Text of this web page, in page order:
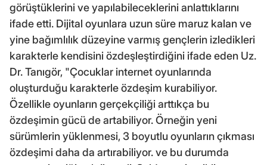
görüştüklerini ve yapılabileceklerini anlattıklarını
ifade etti. Dijital oyunlara uzun süre maruz kalan ve
yine bağımlılık düzeyine varmış gençlerin izledikleri
karakterle kendisini özdeşleştirdiğini ifade eden Uz.
Dr. Tanıgör, "Çocuklar internet oyunlarında
oluşturduğu karakterle özdeşim kurabiliyor.
Özellikle oyunların gerçekçiliği arttıkça bu
özdeşimin gücü de artabiliyor. Örneğin yeni
sürümlerin yüklenmesi, 3 boyutlu oyunların çıkması
özdeşimi daha da artırabiliyor. ve bu durumda